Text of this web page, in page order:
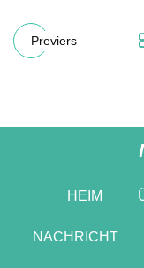
Previers
HEIM
NACHRICHT